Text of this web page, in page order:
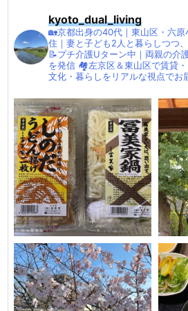
kyoto_dual_living
🏡京都出身の40代｜東山区・六原
住｜妻と子ども2人と暮らしつつ
📝プチ介護Uターン中｜両親の介
を発信 🏘左京区＆東山区で賃貸
文化・暮らしをリアルな視点でお